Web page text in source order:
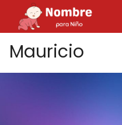
Mauricio